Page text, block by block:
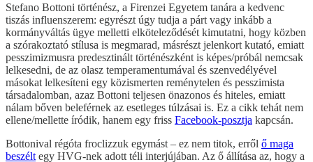
Stefano Bottoni történész, a Firenzei Egyetem tanára a kedvenc
tiszás influenszerem: egyrészt úgy tudja a párt vagy inkább a
kormányváltás ügye melletti elköteleződését kimutatni, hogy közben
a szórakoztató stílusa is megmarad, másrészt jelenkort kutató, emiatt
pesszimizmusra predesztinált történészként is képes/próbál nemcsak
lelkesedni, de az olasz temperamentumával és szenvedélyével
másokat lelkesíteni egy közismerten reménytelen és pesszimista
társadalomban, azaz Bottoni teljesen önazonos és hiteles, emiatt
nálam bőven beleférnek az esetleges túlzásai is. Ez a cikk tehát nem
ellene/mellette íródik, hanem egy friss Facebook-posztja kapcsán.
Bottonival régóta froclizzuk egymást – ez nem titok, erről ő maga
beszélt egy HVG-nek adott téli interjújában. Az ő állítása az, hogy a